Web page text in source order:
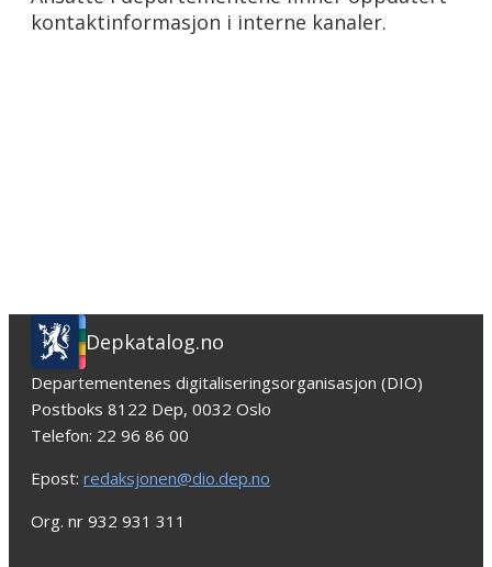
kontaktinformasjon i interne kanaler.
Depkatalog.no
Departementenes digitaliseringsorganisasjon (DIO)
Postboks 8122 Dep, 0032 Oslo
Telefon: 22 96 86 00
Epost: redaksjonen@dio.dep.no
Org. nr 932 931 311